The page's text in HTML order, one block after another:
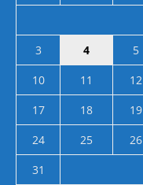
3
4 5
10
11 12
17
18 19
24
25 26
31